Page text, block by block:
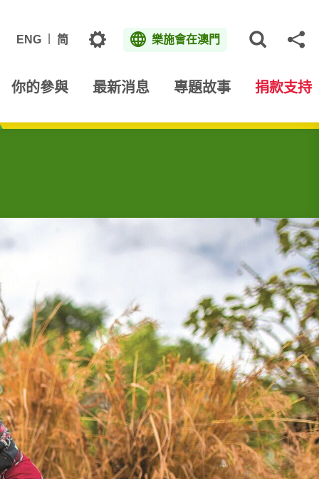
ENG 简 主題 樂施會在澳門
你的參與 最新消息 專題故事 捐款支持